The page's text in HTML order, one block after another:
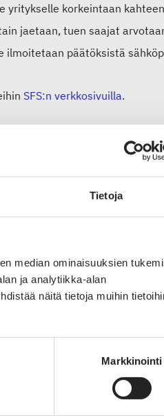
Tietoja
median ominaisuuksien
ja analytiikka-alan
näitä tietoja muihin
Markkinointi
yritykselle korkeintaan
jaetaan, tuen saajat
ilmoitetaan päätöksistä
SFS:n verkkosivuilla.
sekä maksuttomuudesta
liity-sfsn-